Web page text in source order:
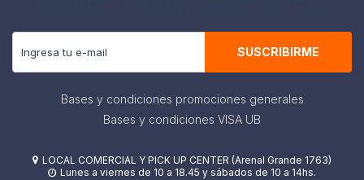
SUSCRIBIRME
Bases y condiciones promociones generales
Bases y condiciones VISA UB
 LOCAL COMERCIAL Y PICK UP CENTER (Arenal Grande 1763)
 Lunes a viernes de 10 a 18.45 y sábados de 10 a 14hs.